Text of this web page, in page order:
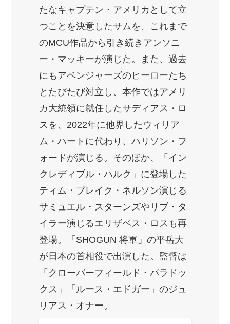
たなキャプテン・アメリカとして立
つことを決意したサムを、これまで
のMCU作品から引き続きアンソニ
ー・マッキーが演じた。また、過去
にもアベンジャーズのヒーローたち
とたびたび対立し、本作ではアメリ
カ大統領に就任したサディアス・ロ
スを、2022年に他界したウィリア
ム・ハートに代わり、ハリソン・フ
ォードが演じる。そのほか、「イン
クレディブル・ハルク」に登場した
ティム・ブレイク・ネルソン演じる
サミュエル・スターンズやリブ・タ
イラー演じるエリザベス・ロスも再
登場。「SHOGUN 将軍」の平岳大
が日本の首相役で出演した。監督は
「クローバーフィールド・パラドッ
クス」「ルース・エドガー」のジュ
リアス・オナー。